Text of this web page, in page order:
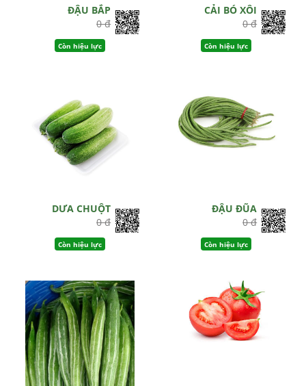
ĐẬU BẮP
0 đ
Còn hiệu lực
CẢI BÓ XÔI
0 đ
Còn hiệu lực
DƯA CHUỘT
0 đ
Còn hiệu lực
ĐẬU ĐŨA
0 đ
Còn hiệu lực